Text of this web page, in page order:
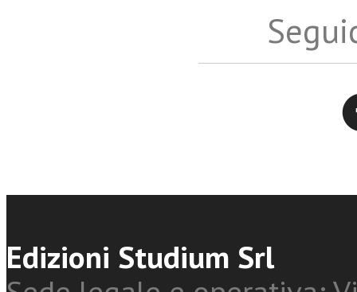
Edizioni Studium Srl